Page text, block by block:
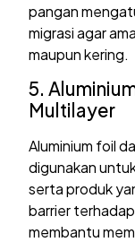
pangan
migrasi agar
maupun kering.
5.
Multilayer
Aluminium foil
digunakan
serta produk
barrier
membantu